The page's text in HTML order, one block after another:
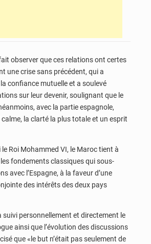
observer que ces relations ont certes
une crise sans précédent, qui a
confiance mutuelle et a soulevé
sur leur devenir, soulignant que le
avec la partie espagnole,
la clarté la plus totale et un esprit
Roi Mohammed VI, le Maroc tient à
fondements classiques qui sous-
avec l’Espagne, à la faveur d’une
des intérêts des deux pays
suivi personnellement et directement le
ainsi que l’évolution des discussions
que «le but n’était pas seulement de